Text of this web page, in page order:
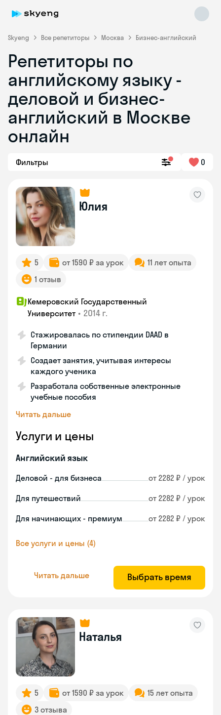
Skyeng Все репетиторы Москва Бизнес-английский
Репетиторы по
английскому языку -
деловой и бизнес-
английский в Москве
онлайн
Фильтры 0
Юлия
5 от 1590 ₽ за урок
11 лет опыта
1 отзыв
Кемеровский Государственный
Университет • 2014 г.
Стажировалась по стипендии DAAD в
Германии
Создает занятия, учитывая интересы
каждого ученика
Разработала собственные электронные
учебные пособия
Читать дальше
Услуги и цены
Английский язык
Деловой - для бизнеса от 2282 ₽ / урок
Для путешествий от 2282 ₽ / урок
Для начинающих - премиум от 2282 ₽ / урок
Все услуги и цены (4)
Читать дальше Выбрать время
Наталья
5 от 1590 ₽ за урок
15 лет опыта
3 отзыва
Skyeng Chat
online